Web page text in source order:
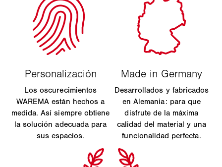
Los oscurecimientos
WAREMA están hechos a
medida. Así siempre obtiene
la solución adecuada para
sus espacios.
Desarrollados y fabricados
en Alemania: para que
disfrute de la máxima
calidad del material y una
funcionalidad perfecta.